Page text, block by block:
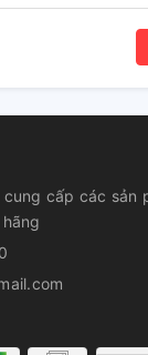
cung cấp các sản